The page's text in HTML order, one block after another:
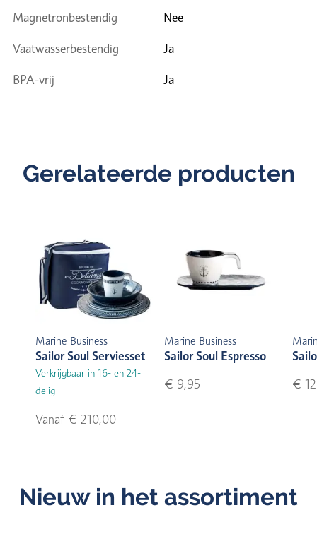
Magnetronbestendig Nee
Vaatwasserbestendig Ja
BPA-vrij Ja
Gerelateerde producten
Marine Business
Sailor Soul Serviesset
Verkrijgbaar in 16- en 24-
delig
Vanaf € 210,00
Marine Business
Sailor Soul Espresso
€ 9,95
€
Nieuw in het assortiment